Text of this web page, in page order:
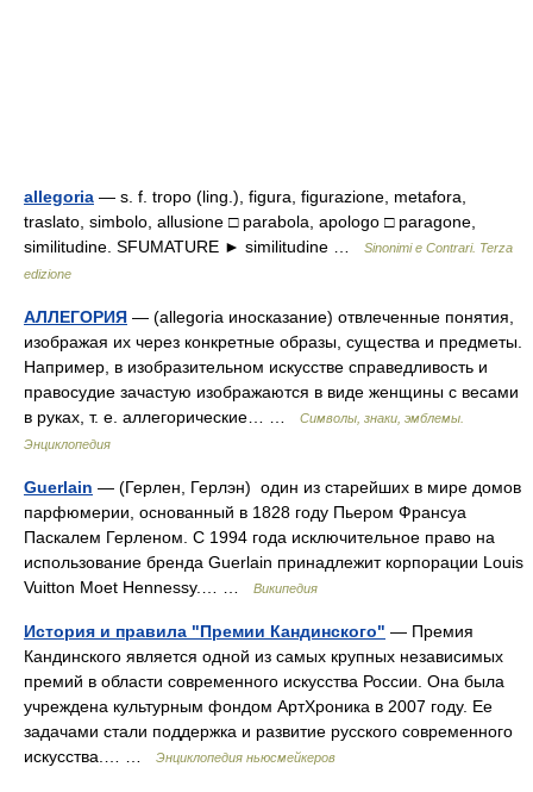
allegoria — s. f. tropo (ling.), figura, figurazione, metafora,
traslato, simbolo, allusione □ parabola, apologo □ paragone,
similitudine. SFUMATURE ► similitudine …
Sinonimi e Contrari. Terza
edizione
АЛЛЕГОРИЯ — (allegoria иносказание) отвлеченные понятия,
изображая их через конкретные образы, существа и предметы.
Например, в изобразительном искусстве справедливость и
правосудие зачастую изображаются в виде женщины с весами
в руках, т. е. аллегорические… …
Символы, знаки, эмблемы.
Энциклопедия
Guerlain — (Герлен, Герлэн) один из старейших в мире домов
парфюмерии, основанный в 1828 году Пьером Франсуа
Паскалем Герленом. С 1994 года исключительное право на
использование бренда Guerlain принадлежит корпорации Louis
Vuitton Moet Hennessy.… …
Википедия
История и правила "Премии Кандинского" — Премия
Кандинского является одной из самых крупных независимых
премий в области современного искусства России. Она была
учреждена культурным фондом АртХроника в 2007 году. Ее
задачами стали поддержка и развитие русского современного
искусства.… …
Энциклопедия ньюсмейкеров